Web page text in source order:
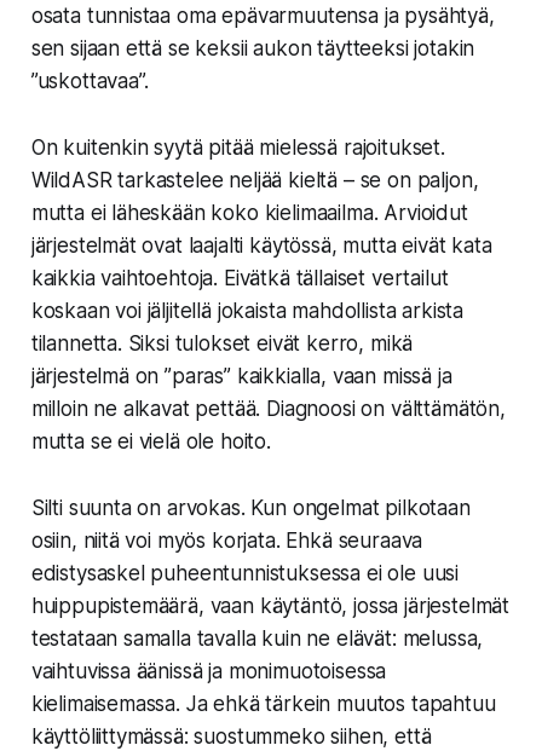
osata tunnistaa oma epävarmuutensa ja pysähtyä,
sen sijaan että se keksii aukon täytteeksi jotakin
”uskottavaa”.
On kuitenkin syytä pitää mielessä rajoitukset.
WildASR tarkastelee neljää kieltä – se on paljon,
mutta ei läheskään koko kielimaailma. Arvioidut
järjestelmät ovat laajalti käytössä, mutta eivät kata
kaikkia vaihtoehtoja. Eivätkä tällaiset vertailut
koskaan voi jäljitellä jokaista mahdollista arkista
tilannetta. Siksi tulokset eivät kerro, mikä
järjestelmä on ”paras” kaikkialla, vaan missä ja
milloin ne alkavat pettää. Diagnoosi on välttämätön,
mutta se ei vielä ole hoito.
Silti suunta on arvokas. Kun ongelmat pilkotaan
osiin, niitä voi myös korjata. Ehkä seuraava
edistysaskel puheentunnistuksessa ei ole uusi
huippupistemäärä, vaan käytäntö, jossa järjestelmät
testataan samalla tavalla kuin ne elävät: melussa,
vaihtuvissa äänissä ja monimuotoisessa
kielimaisemassa. Ja ehkä tärkein muutos tapahtuu
käyttöliittymässä: suostummeko siihen, että